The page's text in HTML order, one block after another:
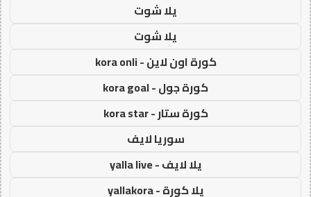
يلا شوت
يلا شوت
كورة اون لاين - kora onli
كورة جول - kora goal
كورة ستار - kora star
سوريا لايف
يلا لايف - yalla live
يلا كورة - yallakora